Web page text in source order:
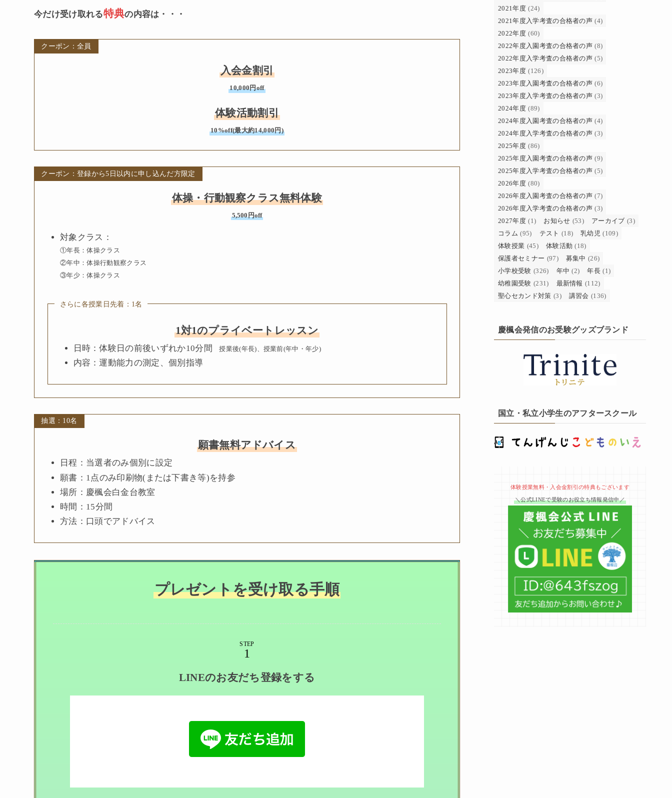
今だけ受け取れる特典の内容は・・・
クーポン：全員
入会金割引
10,000円off
体験活動割引
10%off(最大約14,000円)
クーポン：登録から5日以内に申し込んだ方限定
体操・行動観察クラス無料体験
5,500円off
対象クラス：
①年長：体操クラス
②年中：体操行動観察クラス
③年少：体操クラス
さらに各授業日先着：1名
1対1のプライベートレッスン
日時：体験日の前後いずれか10分間 授業後(年長)、授業前(年中・年少)
内容：運動能力の測定、個別指導
抽選：10名
願書無料アドバイス
日程：当選者のみ個別に設定
願書：1点のみ印刷物(または下書き等)を持参
場所：慶楓会白金台教室
時間：15分間
方法：口頭でアドバイス
プレゼントを受け取る手順
STEP
LINEのお友だち登録をする
2021年度 (24)
2021年度入学考査の合格者の声 (4)
2022年度 (60)
2022年度入園考査の合格者の声 (8)
2022年度入学考査の合格者の声 (5)
2023年度 (126)
2023年度入園考査の合格者の声 (6)
2023年度入学考査の合格者の声 (3)
2024年度 (89)
2024年度入園考査の合格者の声 (4)
2024年度入学考査の合格者の声 (3)
2025年度 (86)
2025年度入園考査の合格者の声 (9)
2025年度入学考査の合格者の声 (5)
2026年度 (80)
2026年度入園考査の合格者の声 (7)
2026年度入学考査の合格者の声 (3)
2027年度 (1) お知らせ (53) アーカイブ (3)
コラム (95) テスト (18) 乳幼児 (109)
体験授業 (45) 体験活動 (18)
保護者セミナー (97) 募集中 (26)
小学校受験 (326) 年中 (2) 年長 (1)
幼稚園受験 (231) 最新情報 (112)
聖心セカンド対策 (3) 講習会 (136)
慶楓会発信のお受験グッズブランド
国立・私立小学生のアフタースクール
体験授業無料・入会金割引の特典もございます
＼公式LINEで受験のお役立ち情報発信中／